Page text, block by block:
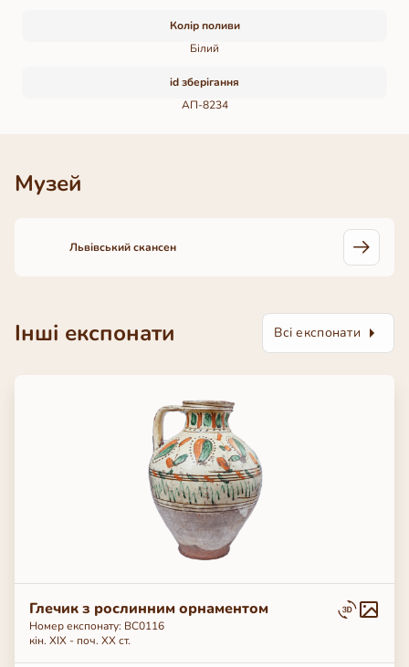
Колір поливи
Білий
id зберігання
АП-8234
Музей
Львівський скансен
Інші експонати Всі експонати
Глечик з рослинним орнаментом
Номер експонату: ВС0116
кін. ХІХ - поч. ХХ ст.